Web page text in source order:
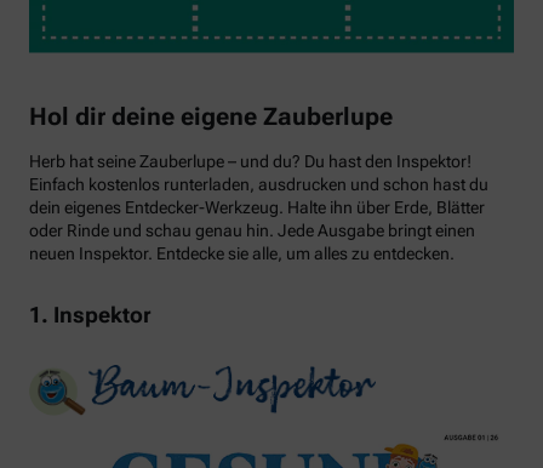
Hol dir deine eigene Zauberlupe
Herb hat seine Zauberlupe – und du? Du hast den Inspektor!
Einfach kostenlos runterladen, ausdrucken und schon hast du
dein eigenes Entdecker-Werkzeug. Halte ihn über Erde, Blätter
oder Rinde und schau genau hin. Jede Ausgabe bringt einen
neuen Inspektor. Entdecke sie alle, um alles zu entdecken.
1. Inspektor